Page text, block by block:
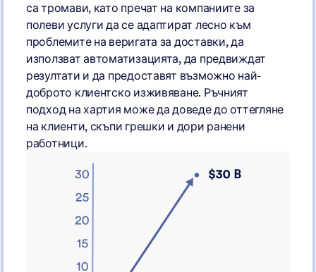
са тромави, като пречат на компаниите за
полеви услуги да се адаптират лесно към
проблемите на веригата за доставки, да
използват автоматизацията, да предвиждат
резултати и да предоставят възможно най-
доброто клиентско изживяване. Ръчният
подход на хартия може да доведе до оттегляне
на клиенти, скъпи грешки и дори ранени
работници.